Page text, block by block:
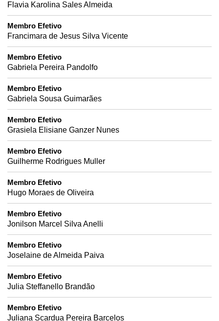
Flavia Karolina Sales Almeida
Membro Efetivo
Francimara de Jesus Silva Vicente
Membro Efetivo
Gabriela Pereira Pandolfo
Membro Efetivo
Gabriela Sousa Guimarães
Membro Efetivo
Grasiela Elisiane Ganzer Nunes
Membro Efetivo
Guilherme Rodrigues Muller
Membro Efetivo
Hugo Moraes de Oliveira
Membro Efetivo
Jonilson Marcel Silva Anelli
Membro Efetivo
Joselaine de Almeida Paiva
Membro Efetivo
Julia Steffanello Brandão
Membro Efetivo
Juliana Scardua Pereira Barcelos